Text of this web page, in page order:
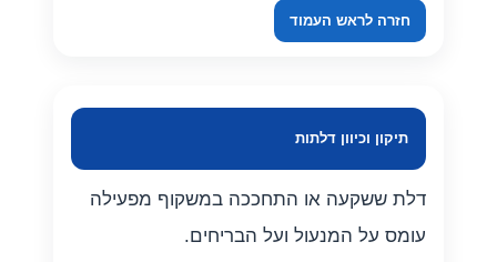
חזרה לראש העמוד
תיקון וכיוון דלתות
דלת ששקעה או התחככה במשקוף מפעילה
עומס על המנעול ועל הבריחים.